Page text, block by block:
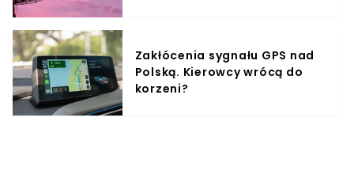
Zakłócenia sygnału GPS nad
Polską. Kierowcy wrócą do
korzeni?